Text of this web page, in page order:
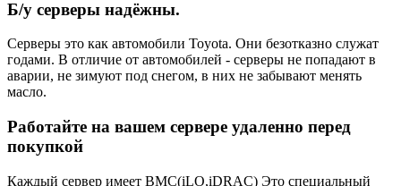
Б/у серверы надёжны.
Серверы это как автомобили Toyota. Они безотказно служат
годами. В отличие от автомобилей - серверы не попадают в
аварии, не зимуют под снегом, в них не забывают менять
масло.
Работайте на вашем сервере удаленно перед
покупкой
Каждый сервер имеет BMC(iLO,iDRAC) Это специальный